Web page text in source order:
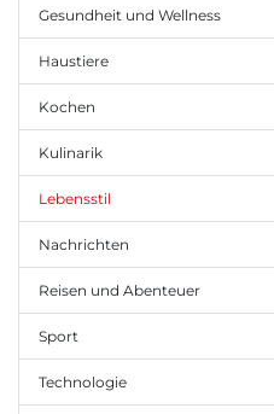
Gesundheit und Wellness
Haustiere
Kochen
Kulinarik
Lebensstil
Nachrichten
Reisen und Abenteuer
Sport
Technologie